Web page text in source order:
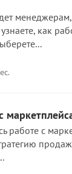
как
работе с